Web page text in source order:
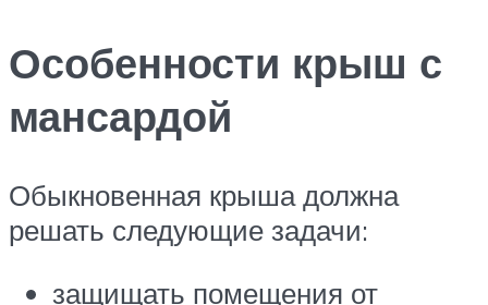
Особенности крыш с
мансардой
Обыкновенная крыша должна
решать следующие задачи:
защищать помещения от